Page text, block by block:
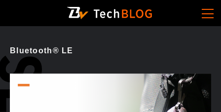
Bluetooth®︎ LE